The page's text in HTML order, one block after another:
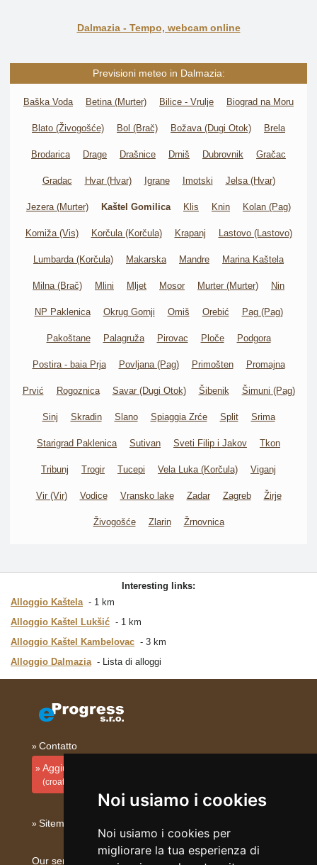
Noi usiamo i cookies
Noi usiamo i cookies per
migliorare la tua esperienza di
Dalmazia - Tempo, webcam online
Previsioni meteo in Dalmazia:
Baška Voda Betina (Murter) Bilice - Vrulje Biograd na Moru
Blato (Živogošće) Bol (Brač) Božava (Dugi Otok) Brela
Brodarica Drage Drašnice Drniš Dubrovnik Gračac
Gradac Hvar (Hvar) Igrane Imotski Jelsa (Hvar)
Jezera (Murter) Kaštel Gomilica Klis Knin Kolan (Pag)
Komiža (Vis) Korčula (Korčula) Krapanj Lastovo (Lastovo)
Lumbarda (Korčula) Makarska Mandre Marina Kaštela
Milna (Brač) Mlini Mljet Mosor Murter (Murter) Nin
NP Paklenica Okrug Gornji Omiš Orebić Pag (Pag)
Pakoštane Palagruža Pirovac Ploče Podgora
Postira - baia Prja Povljana (Pag) Primošten Promajna
Prvić Rogoznica Savar (Dugi Otok) Šibenik Šimuni (Pag)
Sinj Skradin Slano Spiaggia Zrće Split Srima
Starigrad Paklenica Sutivan Sveti Filip i Jakov Tkon
Tribunj Trogir Tucepi Vela Luka (Korčula) Viganj
Vir (Vir) Vodice Vransko lake Zadar Zagreb Žirje
Živogošće Zlarin Žrnovnica
Interesting links:
Alloggio Kaštela
1 km
Alloggio Kaštel Lukšić
1 km
Alloggio Kaštel Kambelovac
3 km
Alloggio Dalmazia
Lista di alloggi
Contatto
Aggiungi la tua sistemazione
(croato)
Sitemap
Our servers: